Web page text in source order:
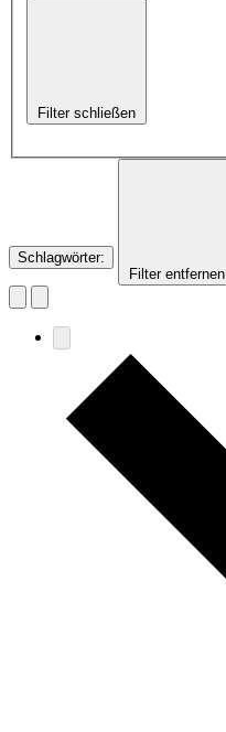
Filter schließen
Schlagwörter:
Filter entfernen